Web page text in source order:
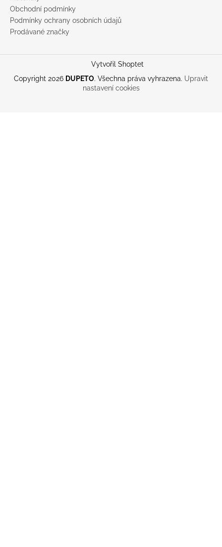
Obchodní podmínky
Podmínky ochrany osobních údajů
Prodávané značky
Vytvořil Shoptet
Copyright 2026 DUPETO. Všechna práva vyhrazena. Upravit
nastavení cookies